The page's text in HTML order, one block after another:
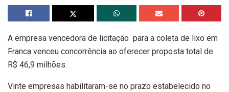
A empresa vencedora de licitação para a coleta de lixo em
Franca venceu concorrência ao oferecer proposta total de
R$ 46,9 milhões.
Vinte empresas habilitaram-se no prazo estabelecido no